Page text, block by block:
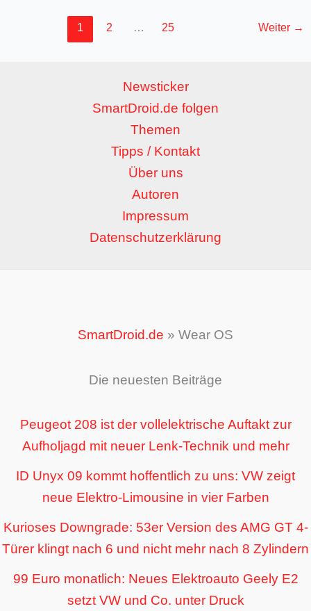
1 2 … 25 Weiter →
Newsticker
SmartDroid.de folgen
Themen
Tipps / Kontakt
Über uns
Autoren
Impressum
Datenschutzerklärung
SmartDroid.de » Wear OS
Die neuesten Beiträge
Peugeot 208 ist der vollelektrische Auftakt zur
Aufholjagd mit neuer Lenk-Technik und mehr
ID Unyx 09 kommt hoffentlich zu uns: VW zeigt
neue Elektro-Limousine in vier Farben
Kurioses Downgrade: 53er Version des AMG GT 4-
Türer klingt nach 6 und nicht mehr nach 8 Zylindern
99 Euro monatlich: Neues Elektroauto Geely E2
setzt VW und Co. unter Druck